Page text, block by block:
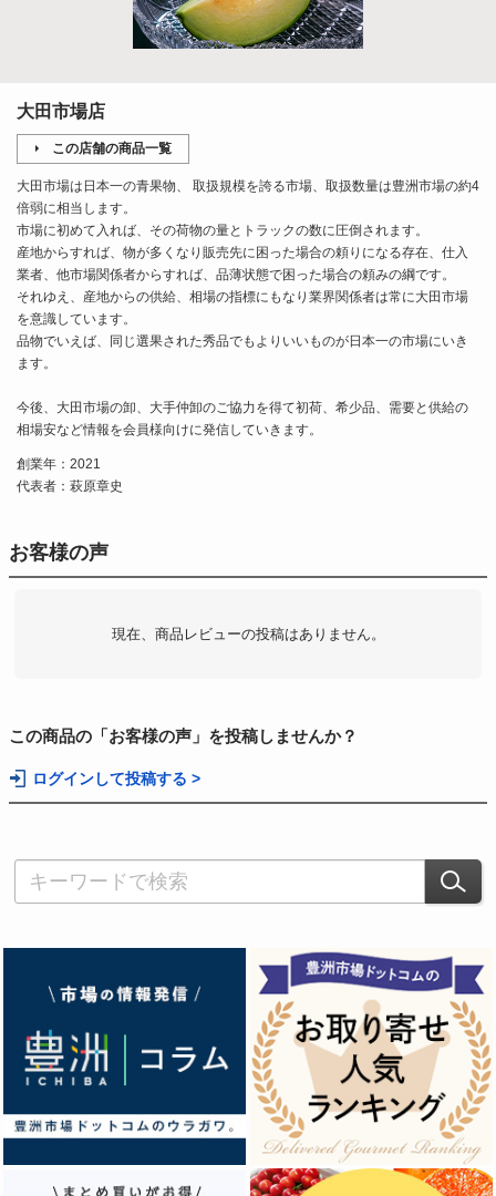
大田市場店
この店舗の商品一覧
大田市場は日本一の青果物、 取扱規模を誇る市場、取扱数量は豊洲市場の約4
倍弱に相当します。
市場に初めて入れば、その荷物の量とトラックの数に圧倒されます。
産地からすれば、物が多くなり販売先に困った場合の頼りになる存在、仕入
業者、他市場関係者からすれば、品薄状態で困った場合の頼みの綱です。
それゆえ、産地からの供給、相場の指標にもなり業界関係者は常に大田市場
を意識しています。
品物でいえば、同じ選果された秀品でもよりいいものが日本一の市場にいき
ます。
今後、大田市場の卸、大手仲卸のご協力を得て初荷、希少品、需要と供給の
相場安など情報を会員様向けに発信していきます。
創業年：2021
代表者：萩原章史
お客様の声
現在、商品レビューの投稿はありません。
この商品の「お客様の声」を投稿しませんか？
ログインして投稿する >